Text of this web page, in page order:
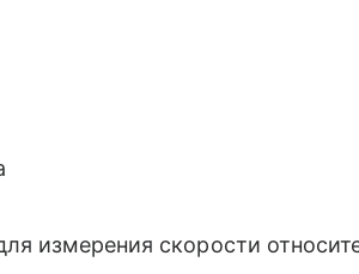
измерения скорости